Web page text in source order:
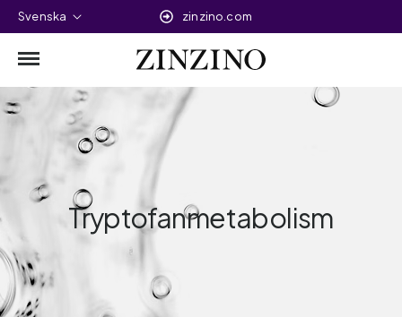
Svenska zinzino.com
Tryptofanmetabolism